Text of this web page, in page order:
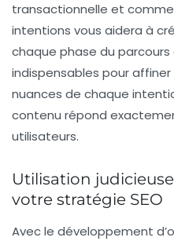
transactionnelle et
intentions vous aidera à
chaque phase du parcours
indispensables pour
nuances de chaque
contenu répond
utilisateurs.
Utilisation
votre stratégie SEO
Avec le développement